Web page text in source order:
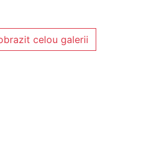
celou galerii